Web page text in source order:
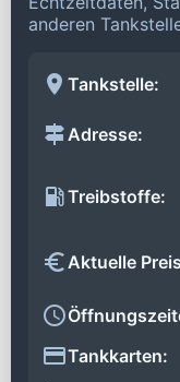
anderen
Tankstelle:
Adresse:
Treibstoffe:
Aktuelle
Tankkarten: